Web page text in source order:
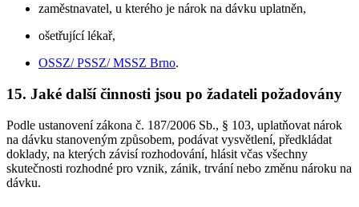
zaměstnavatel, u kterého je nárok na dávku uplatněn,
ošetřující lékař,
OSSZ/ PSSZ/ MSSZ Brno.
15. Jaké další činnosti jsou po žadateli požadovány
Podle ustanovení zákona č. 187/2006 Sb., § 103, uplatňovat nárok
na dávku stanoveným způsobem, podávat vysvětlení, předkládat
doklady, na kterých závisí rozhodování, hlásit včas všechny
skutečnosti rozhodné pro vznik, zánik, trvání nebo změnu nároku na
dávku.